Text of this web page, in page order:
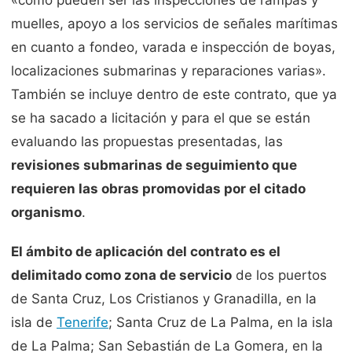
muelles, apoyo a los servicios de señales marítimas
en cuanto a fondeo, varada e inspección de boyas,
localizaciones submarinas y reparaciones varias».
También se incluye dentro de este contrato, que ya
se ha sacado a licitación y para el que se están
evaluando las propuestas presentadas, las
revisiones submarinas de seguimiento que
requieren las obras promovidas por el citado
organismo.
El ámbito de aplicación del contrato es el
delimitado como zona de servicio de los puertos
de Santa Cruz, Los Cristianos y Granadilla, en la
isla de Tenerife; Santa Cruz de La Palma, en la isla
de La Palma; San Sebastián de La Gomera, en la